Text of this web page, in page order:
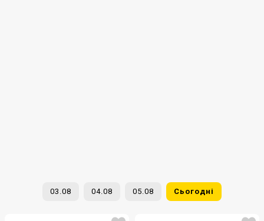
03.08 04.08 05.08 Сьогодні